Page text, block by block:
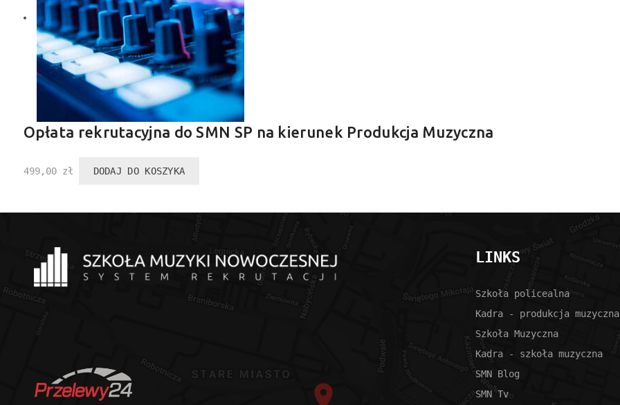
Opłata rekrutacyjna do SMN SP na kierunek Produkcja Muzyczna
499,00 zł DODAJ DO KOSZYKA
LINKS
Szkoła policealna
Kadra - produkcja muzyczna
Szkoła Muzyczna
Kadra - szkoła muzyczna
SMN Blog
SMN Tv